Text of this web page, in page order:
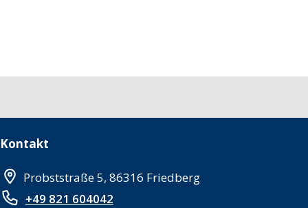
Kontakt
Probststraße 5, 86316 Friedberg
+49 821 604042